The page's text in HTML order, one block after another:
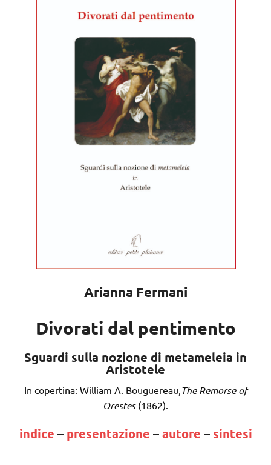
Arianna Fermani
Divorati dal pentimento
Sguardi sulla nozione di metameleia in
Aristotele
In copertina: William A. Bouguereau,The Remorse of
Orestes(1862).
indice – presentazione –autore – sintesi